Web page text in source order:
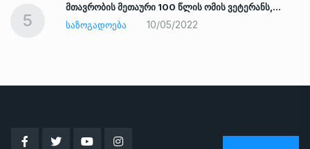
5
მთავრობის მეთაური 100 წლის ომის ვეტერანს,…
ᲡᲐᲖᲝᲒᲐᲓᲝᲔᲑᲐ
10/05/2022